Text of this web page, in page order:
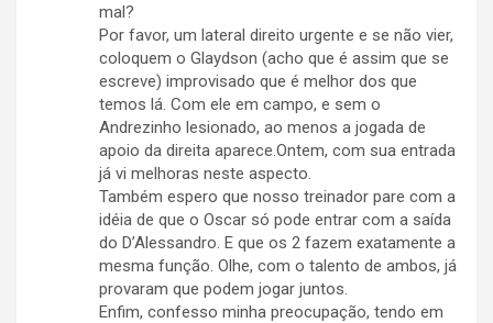
mal?
Por favor, um lateral direito urgente e se não vier,
coloquem o Glaydson (acho que é assim que se
escreve) improvisado que é melhor dos que
temos lá. Com ele em campo, e sem o
Andrezinho lesionado, ao menos a jogada de
apoio da direita aparece.Ontem, com sua entrada
já vi melhoras neste aspecto.
Também espero que nosso treinador pare com a
idéia de que o Oscar só pode entrar com a saída
do D’Alessandro. E que os 2 fazem exatamente a
mesma função. Olhe, com o talento de ambos, já
provaram que podem jogar juntos.
Enfim, confesso minha preocupação, tendo em